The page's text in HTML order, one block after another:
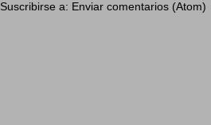
Suscribirse a: Enviar comentarios (Atom)